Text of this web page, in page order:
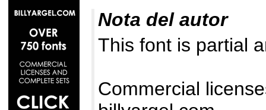
Nota del autor
This font is partial
Commercial